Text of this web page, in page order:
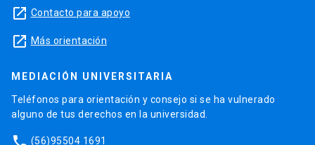
launch Contacto para apoyo
launch Más orientación
MEDIACIÓN UNIVERSITARIA
Teléfonos para orientación y consejo si se ha vulnerado
alguno de tus derechos en la universidad.
(56)95504 1691